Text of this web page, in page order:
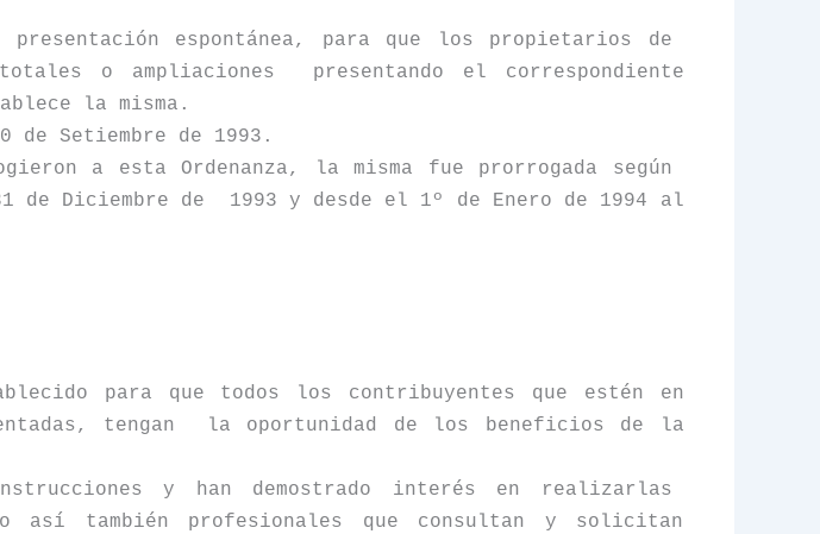
presentación espontánea, para que los propietarios de
o ampliaciones
presentando el correspondiente
la misma.
Setiembre de 1993.
a esta Ordenanza, la misma fue prorrogada según
de Diciembre de
1993 y desde el 1º de Enero de 1994 al
para que todos los contribuyentes que estén en
tengan
la oportunidad de los beneficios de la
y han demostrado interés en realizarlas
así también profesionales que consultan y solicitan